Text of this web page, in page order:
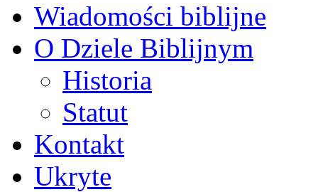
Wiadomości biblijne
O Dziele Biblijnym
Historia
Statut
Kontakt
Ukryte